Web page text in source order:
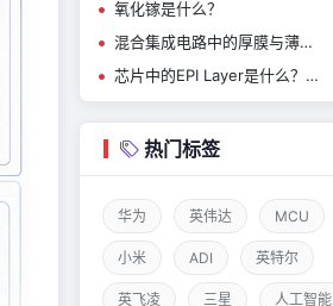
氧化镓是什么？
混合集成电路中的厚膜与薄膜工艺
芯片中的EPI Layer是什么？有什么作用？
热门标签
华为 英伟达 MCU
小米 ADI 英特尔
英飞凌 三星 人工智能